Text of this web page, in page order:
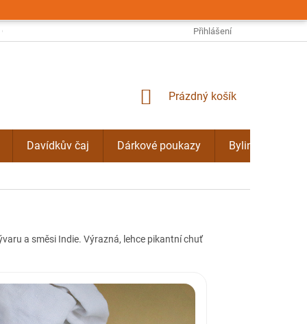
OBCHODNÍ PODMÍNKY PODMÍNKY OCHRANY OSOBNÍCH ÚDAJŮ
Přihlášení
NÁKUPNÍ
Prázdný košík
Davídkův čaj Dárkové poukazy Bylinné kúry
a směsi Indie. Výrazná, lehce pikantní chuť